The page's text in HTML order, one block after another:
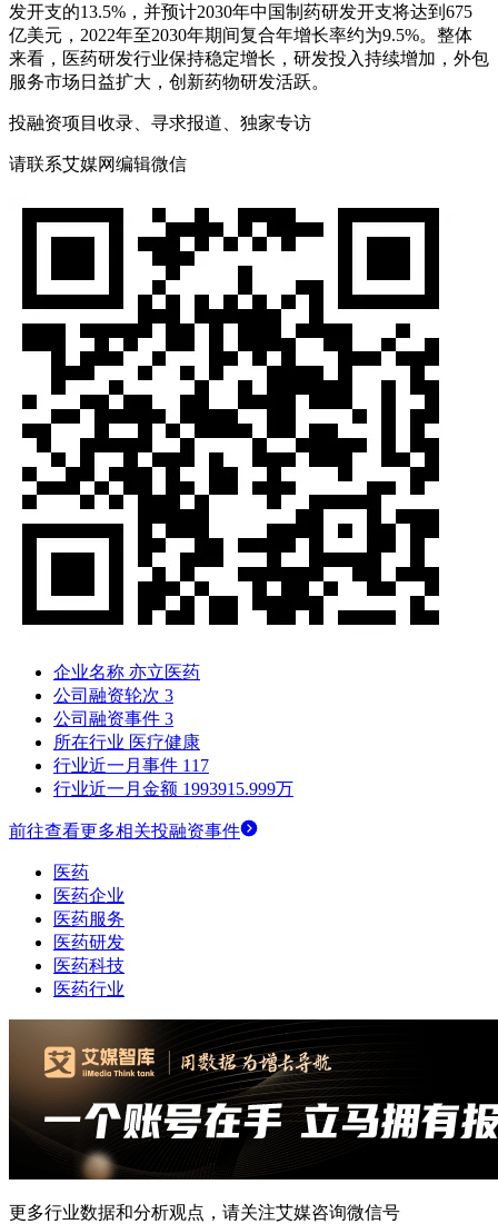
发开支的13.5%，并预计2030年中国制药研发开支将达到675
亿美元，2022年至2030年期间复合年增长率约为9.5%。整体
来看，医药研发行业保持稳定增长，研发投入持续增加，外包
服务市场日益扩大，创新药物研发活跃。
投融资项目收录、寻求报道、独家专访
请联系艾媒网编辑微信
企业名称 亦立医药
公司融资轮次 3
公司融资事件 3
所在行业 医疗健康
行业近一月事件 117
行业近一月金额 1993915.999万
前往查看更多相关投融资事件
医药
医药企业
医药服务
医药研发
医药科技
医药行业
更多行业数据和分析观点，请关注艾媒咨询微信号